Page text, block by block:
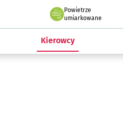
Powietrze
we Wrocławiu
umiarkowane
Kierowcy